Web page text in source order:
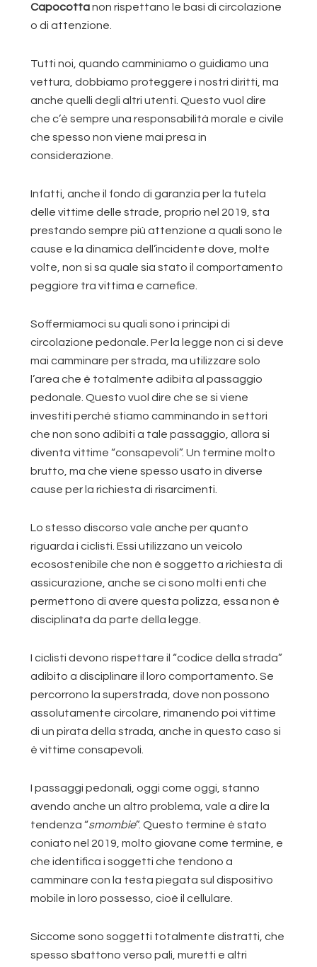
Capocottanon rispettano le basi di circolazione
o di attenzione.
Tutti noi, quando camminiamo o guidiamo una
vettura, dobbiamo proteggere i nostri diritti, ma
anche quelli degli altri utenti. Questo vuol dire
che c’è sempre una responsabilità morale e civile
che spesso non viene mai presa in
considerazione.
Infatti, anche il fondo di garanzia per la tutela
delle vittime delle strade, proprio nel 2019, sta
prestando sempre più attenzione a quali sono le
cause e la dinamica dell’incidente dove, molte
volte, non si sa quale sia stato il comportamento
peggiore tra vittima e carnefice.
Soffermiamoci su quali sono i principi di
circolazione pedonale. Per la legge non ci si deve
mai camminare per strada, ma utilizzare solo
l’area che è totalmente adibita al passaggio
pedonale. Questo vuol dire che se si viene
investiti perché stiamo camminando in settori
che non sono adibiti a tale passaggio, allora si
diventa vittime “consapevoli”. Un termine molto
brutto, ma che viene spesso usato in diverse
cause per la richiesta di risarcimenti.
Lo stesso discorso vale anche per quanto
riguarda i ciclisti. Essi utilizzano un veicolo
ecosostenibile che non è soggetto a richiesta di
assicurazione, anche se ci sono molti enti che
permettono di avere questa polizza, essa non è
disciplinata da parte della legge.
I ciclisti devono rispettare il “codice della strada”
adibito a disciplinare il loro comportamento. Se
percorrono la superstrada, dove non possono
assolutamente circolare, rimanendo poi vittime
di un pirata della strada, anche in questo caso si
è vittime consapevoli.
I passaggi pedonali, oggi come oggi, stanno
avendo anche un altro problema, vale a dire la
tendenza “smombie”. Questo termine è stato
coniato nel 2019, molto giovane come termine, e
che identifica i soggetti che tendono a
camminare con la testa piegata sul dispositivo
mobile in loro possesso, cioè il cellulare.
Siccome sono soggetti totalmente distratti, che
spesso sbattono verso pali, muretti e altri